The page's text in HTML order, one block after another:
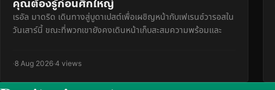
คุณต้องรู้ก่อนศึกใหญ่
เรอัล มาดริด เดินทางสู่บูดาเปสต์เพื่อเผชิญหน้ากับเฟเรนซ์วารอสใน
วันเสาร์นี้ ขณะที่พวกเขายังคงเดินหน้าเก็บสะสมความพร้อมและ
·8 Aug 2026·4 views